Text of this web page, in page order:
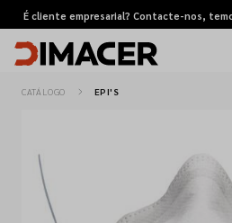
É cliente empresarial? Contacte-nos,
CATÁLOGO EPI'S